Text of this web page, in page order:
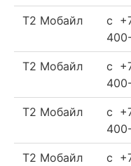
Т2 Мобайл
c
Т2 Мобайл
c
Т2 Мобайл
c
Т2 Мобайл
c